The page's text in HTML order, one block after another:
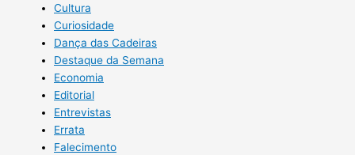
Cultura
Curiosidade
Dança das Cadeiras
Destaque da Semana
Economia
Editorial
Entrevistas
Errata
Falecimento